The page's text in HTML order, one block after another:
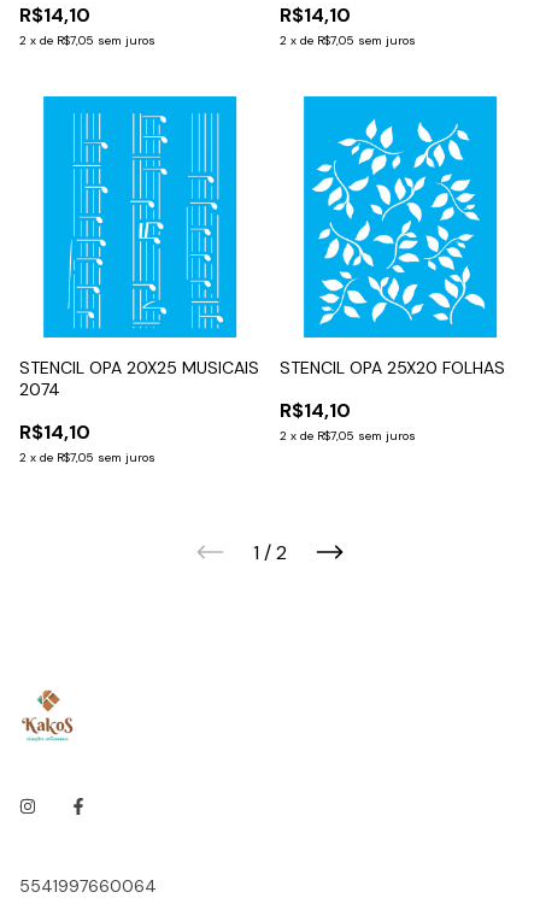
R$14,10
2 x de R$7,05 sem juros
R$14,10
2 x de R$7,05 sem juros
STENCIL OPA 20X25 MUSICAIS
2074
R$14,10
2 x de R$7,05 sem juros
STENCIL OPA 25X20 FOLHAS
R$14,10
2 x de R$7,05 sem juros
1/2
5541997660064